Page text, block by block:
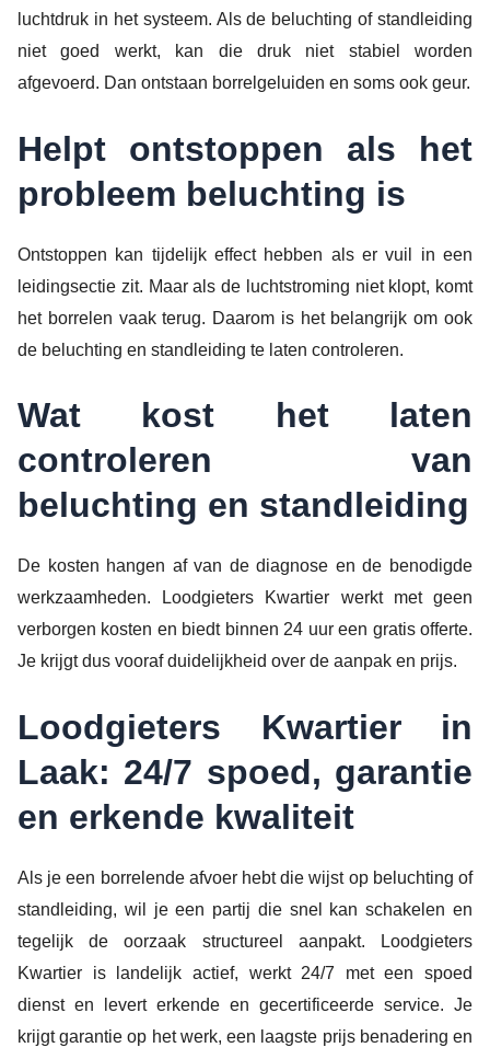
luchtdruk in het systeem. Als de beluchting of standleiding
niet goed werkt, kan die druk niet stabiel worden
afgevoerd. Dan ontstaan borrelgeluiden en soms ook geur.
Helpt ontstoppen als het
probleem beluchting is
Ontstoppen kan tijdelijk effect hebben als er vuil in een
leidingsectie zit. Maar als de luchtstroming niet klopt, komt
het borrelen vaak terug. Daarom is het belangrijk om ook
de beluchting en standleiding te laten controleren.
Wat kost het laten
controleren van
beluchting en standleiding
De kosten hangen af van de diagnose en de benodigde
werkzaamheden. Loodgieters Kwartier werkt met geen
verborgen kosten en biedt binnen 24 uur een gratis offerte.
Je krijgt dus vooraf duidelijkheid over de aanpak en prijs.
Loodgieters Kwartier in
Laak: 24/7 spoed, garantie
en erkende kwaliteit
Als je een borrelende afvoer hebt die wijst op beluchting of
standleiding, wil je een partij die snel kan schakelen en
tegelijk de oorzaak structureel aanpakt. Loodgieters
Kwartier is landelijk actief, werkt 24/7 met een spoed
dienst en levert erkende en gecertificeerde service. Je
krijgt garantie op het werk, een laagste prijs benadering en